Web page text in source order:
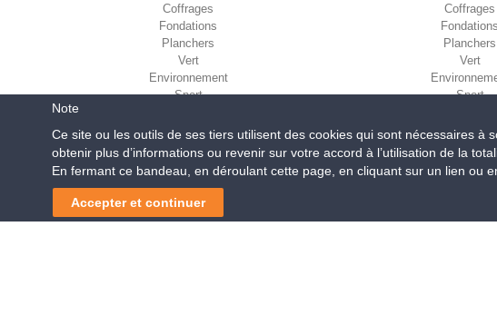
Coffrages
Fondations
Planchers
Vert
Environnement
Sport
Coffrages
Fondations
Planchers
Vert
Sport
Geoplast S.p.A.| Via Martiri della Libertà,
Reg. Impr. PD. n. 03285310284 - R.E.A.
Note
Ce site ou les outils de ses tiers utilisent des cookies qui sont nécessaires
obtenir plus d’informations ou revenir sur votre accord à l’utilisation de la
En fermant ce bandeau, en déroulant cette page, en cliquant sur un lien ou
Accepter et continuer